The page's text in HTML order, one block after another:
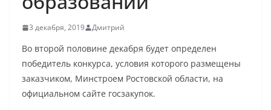
3 декабря, 2019 Дмитрий
Во второй половине декабря будет определен
победитель конкурса, условия которого размещены
заказчиком, Минстроем Ростовской области, на
официальном сайте госзакупок.